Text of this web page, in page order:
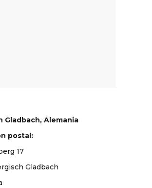
Gladbach, Alemania
postal:
17
Gladbach